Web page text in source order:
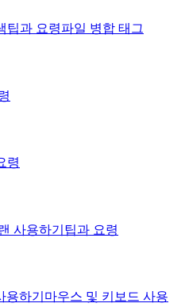
팁과 요령파일 병합 태그
령
사용하기 팁과 요령
용하기 마우스 및 키보드 사용